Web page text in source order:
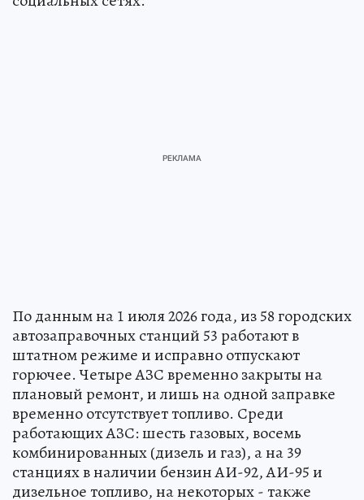
По данным на 1 июля 2026 года, из 58 городских
автозаправочных станций 53 работают в
штатном режиме и исправно отпускают
горючее. Четыре АЗС временно закрыты на
плановый ремонт, и лишь на одной заправке
временно отсутствует топливо. Среди
работающих АЗС: шесть газовых, восемь
комбинированных (дизель и газ), а на 39
станциях в наличии бензин АИ-92, АИ-95 и
дизельное топливо, на некоторых - также